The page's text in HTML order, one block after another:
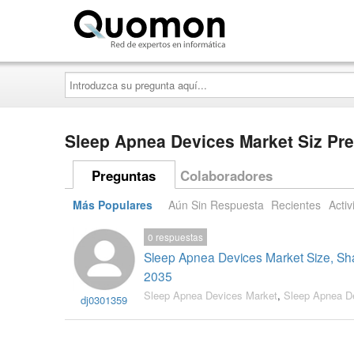
Introduzca
su
pregunta
aquí...
Sleep Apnea Devices Market Siz
Preguntas Colaboradores
Más Populares Aún Sin Respuesta Recientes
dj0301359
Sleep Apnea Devices Market Size,
2035
0 respuestas
Sleep Apnea Devices Market, Sleep Apnea